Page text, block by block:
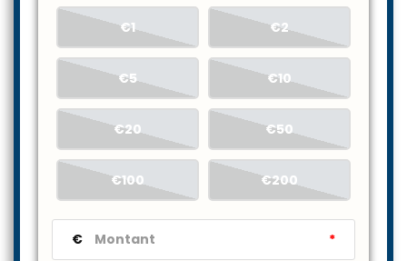
€1 €2
€5 €10
€20 €50
€100 €200
€ *